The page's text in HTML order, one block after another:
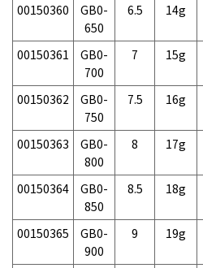
00150360
GB0-
650
6.5 14g
00150361
GB0-
700
7 15g
00150362
GB0-
750
7.5 16g
00150363
GB0-
800
8 17g
00150364
GB0-
850
8.5 18g
00150365
GB0-
900
9 19g